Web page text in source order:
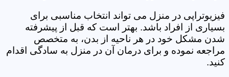
فیزیوتراپی در منزل می تواند انتخاب مناسبی برای
بسیاری از افراد باشد. بهتر است که قبل از پیشرفته
شدن مشکل خود در هر ناحیه از بدن، به متخصص
مراجعه نموده و برای درمان آن در منزل به سادگی اقدام
کنید.